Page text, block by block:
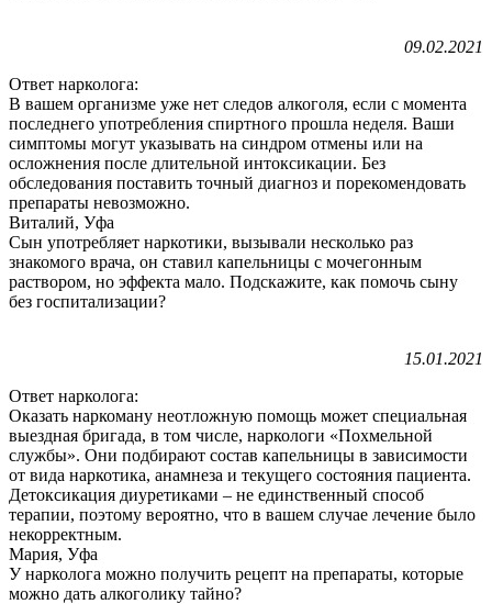
09.02.2021
Ответ нарколога:
В вашем организме уже нет следов алкоголя, если с момента
последнего употребления спиртного прошла неделя. Ваши
симптомы могут указывать на синдром отмены или на
осложнения после длительной интоксикации. Без
обследования поставить точный диагноз и порекомендовать
препараты невозможно.
Виталий, Уфа
Сын употребляет наркотики, вызывали несколько раз
знакомого врача, он ставил капельницы с мочегонным
раствором, но эффекта мало. Подскажите, как помочь сыну
без госпитализации?
15.01.2021
Ответ нарколога:
Оказать наркоману неотложную помощь может специальная
выездная бригада, в том числе, наркологи «Похмельной
службы». Они подбирают состав капельницы в зависимости
от вида наркотика, анамнеза и текущего состояния пациента.
Детоксикация диуретиками – не единственный способ
терапии, поэтому вероятно, что в вашем случае лечение было
некорректным.
Мария, Уфа
У нарколога можно получить рецепт на препараты, которые
можно дать алкоголику тайно?